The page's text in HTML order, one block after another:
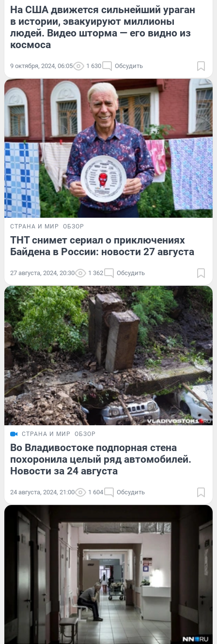
На США движется сильнейший ураган
в истории, эвакуируют миллионы
людей. Видео шторма — его видно из
космоса
9 октября, 2024, 06:05 1 630 Обсудить
СТРАНА И МИР ОБЗОР
ТНТ снимет сериал о приключениях
Байдена в России: новости 27 августа
27 августа, 2024, 20:30 1 362 Обсудить
СТРАНА И МИР ОБЗОР
Во Владивостоке подпорная стена
похоронила целый ряд автомобилей.
Новости за 24 августа
24 августа, 2024, 21:00 1 604 Обсудить